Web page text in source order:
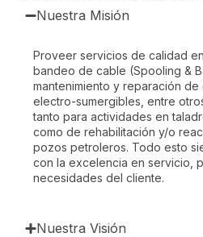
Nuestra Misión
Proveer servicios de calidad
bandeo de cable (Spooling &
mantenimiento y reparación
electro-sumergibles, entre
tanto para actividades en
como de rehabilitación y/o
pozos petroleros. Todo esto
con la excelencia en servicio,
necesidades del cliente.
Nuestra Visión